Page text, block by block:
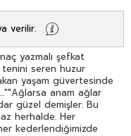
verilir.
yazmalı şefkat
tenini seren huzur
yaşam güvertesinde
anam ağlar
güzel demişler. Bu
herhalde. Her
kederlendiğimizde